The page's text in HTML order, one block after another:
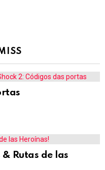
Rutas de las